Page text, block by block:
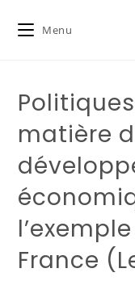
Menu
matière
France